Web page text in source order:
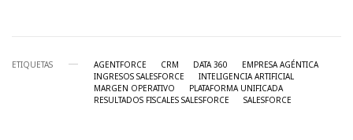
ETIQUETAS AGENTFORCE CRM DATA 360
EMPRESA AGÉNTICA
INGRESOS SALESFORCE
INTELIGENCIA ARTIFICIAL
MARGEN OPERATIVO
PLATAFORMA UNIFICADA
RESULTADOS FISCALES SALESFORCE
SALESFORCE